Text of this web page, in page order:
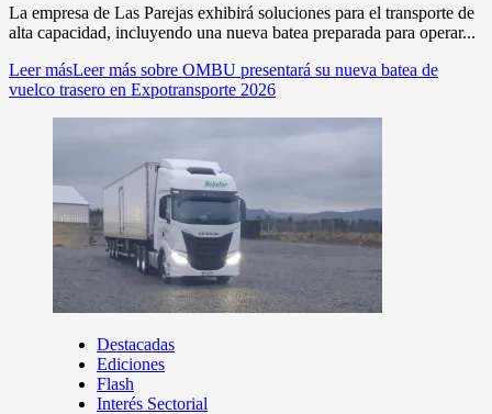
La empresa de Las Parejas exhibirá soluciones para el transporte de
alta capacidad, incluyendo una nueva batea preparada para operar...
Leer másLeer más sobre OMBU presentará su nueva batea de
vuelco trasero en Expotransporte 2026
Destacadas
Ediciones
Flash
Interés Sectorial